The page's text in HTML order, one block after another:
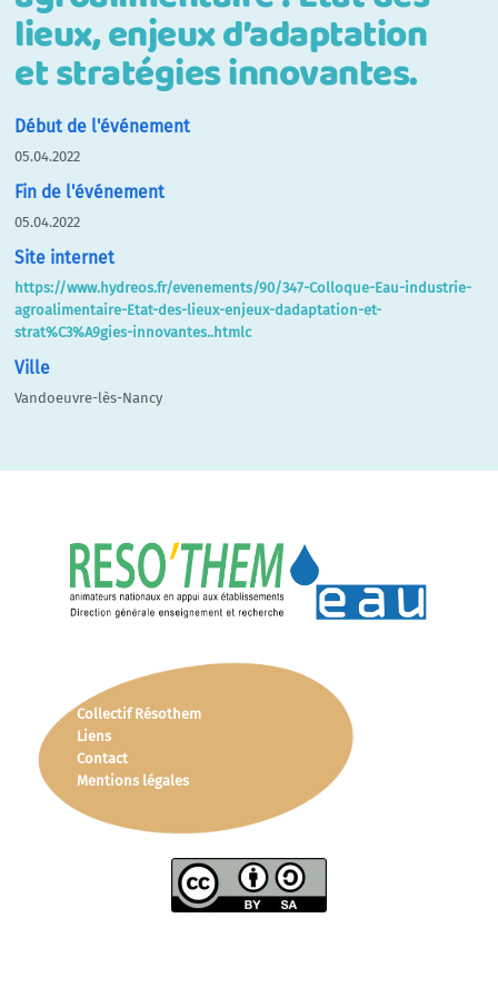
lieux, enjeux d’adaptation
et stratégies innovantes.
Début de l'événement
05.04.2022
Fin de l'événement
05.04.2022
Site internet
https://www.hydreos.fr/evenements/90/347-Colloque-Eau-industrie-
agroalimentaire-Etat-des-lieux-enjeux-dadaptation-et-
strat%C3%A9gies-innovantes..htmlc
Ville
Vandoeuvre-lès-Nancy
Collectif Résothem
Liens
Contact
Mentions légales